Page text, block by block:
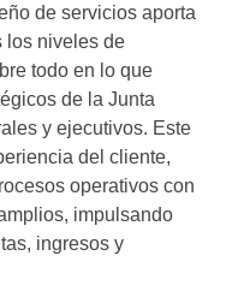
de servicios aporta
los niveles de
todo en lo que
de la Junta
y ejecutivos. Este
del cliente,
operativos con
impulsando
ingresos y